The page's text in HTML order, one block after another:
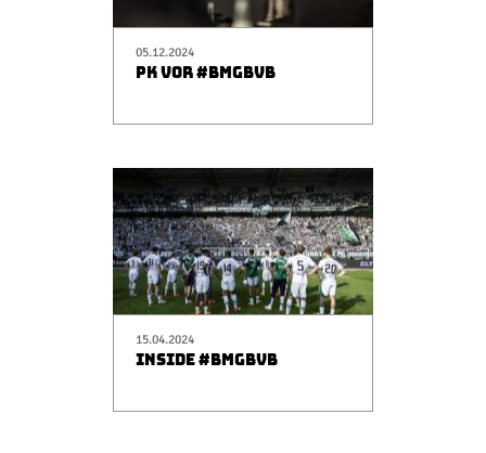
05.12.2024
PK VOR #BMGBVB
15.04.2024
INSIDE #BMGBVB